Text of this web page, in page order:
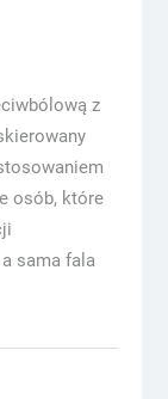
z
osób, które
sama fala